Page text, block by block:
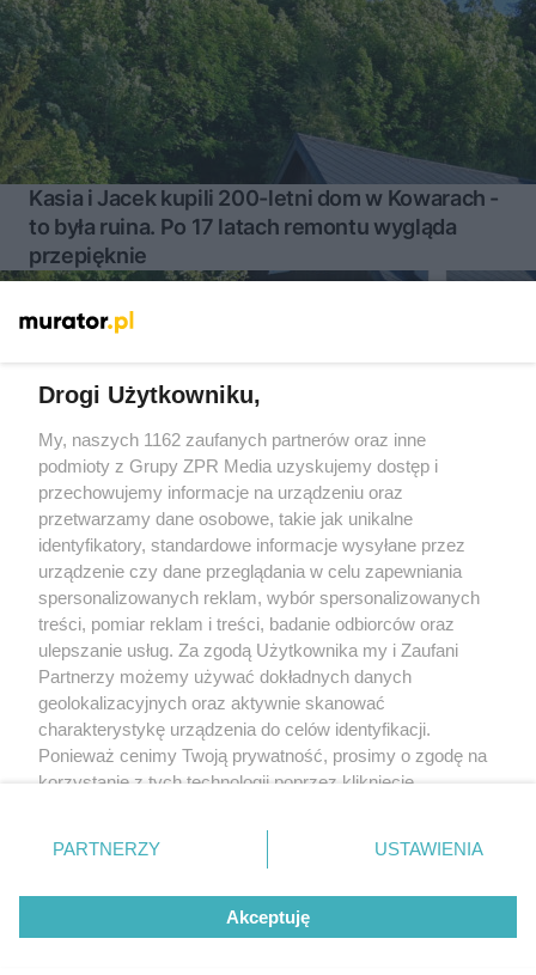
Kasia i Jacek kupili 200-letni dom w Kowarach -
to była ruina. Po 17 latach remontu wygląda
przepięknie
Żaden utwór zamieszczony w serwisie nie może być powielany i
rozpowszechniany lub dalej rozpowszechniany w jakikolwiek sposób
(w tym także elektroniczny lub mechaniczny) na jakimkolwiek polu
eksploatacji w jakiejkolwiek formie, włącznie z umieszczaniem w
Internecie bez pisemnej zgody właściciela praw. Jakiekolwiek użycie
lub wykorzystanie utworów w całości lub w części z naruszeniem
prawa, tzn. bez właściwej zgody, jest zabronione pod groźbą kary i
może być ścigane prawnie.
O nas
Drogi Użytkowniku,
My, naszych 1162 zaufanych partnerów oraz inne
podmioty z Grupy ZPR Media uzyskujemy dostęp i
przechowujemy informacje na urządzeniu oraz
przetwarzamy dane osobowe, takie jak unikalne
identyfikatory, standardowe informacje wysyłane przez
urządzenie czy dane przeglądania w celu zapewniania
spersonalizowanych reklam, wybór spersonalizowanych
treści, pomiar reklam i treści, badanie odbiorców oraz
ulepszanie usług. Za zgodą Użytkownika my i Zaufani
Partnerzy możemy używać dokładnych danych
geolokalizacyjnych oraz aktywnie skanować
charakterystykę urządzenia do celów identyfikacji.
Ponieważ cenimy Twoją prywatność, prosimy o zgodę na
korzystanie z tych technologii poprzez kliknięcie
zmienić/wycofać klikając przycisk ustawień prywatności
znajdujący się w lewym dolnym rogu strony
rodzaje przetwarzania danych nie wymagają zgody
użytkownika, ale masz prawo sprzeciwić się takiemu
przetwarzaniu. Preferencje będą miały zastosowanie tylko
PARTNERZY USTAWIENIA
Akceptuję